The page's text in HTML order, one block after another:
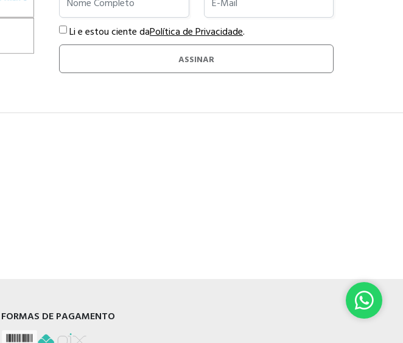
Li e estou ciente daPolítica de Privacidade.
ASSINAR
FORMAS DE PAGAMENTO